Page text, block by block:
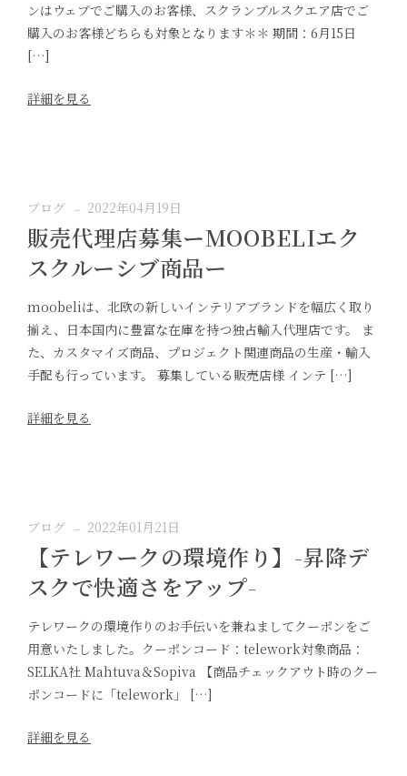
ンはウェブでご購入のお客様、スクランブルスクエア店でご
購入のお客様どちらも対象となります＊＊ 期間：6月15日
[…]
詳細を見る
ブログ 2022年04月19日
販売代理店募集ーMOOBELIエク
スクルーシブ商品ー
moobeliは、北欧の新しいインテリアブランドを幅広く取り
揃え、日本国内に豊富な在庫を持つ独占輸入代理店です。 ま
た、カスタマイズ商品、プロジェクト関連商品の生産・輸入
手配も行っています。 募集している販売店様 インテ […]
詳細を見る
ブログ 2022年01月21日
【テレワークの環境作り】-昇降デ
スクで快適さをアップ-
テレワークの環境作りのお手伝いを兼ねましてクーポンをご
用意いたしました。クーポンコード：telework対象商品：
SELKA社 Mahtuva＆Sopiva 【商品チェックアウト時のクー
ポンコードに「telework」 […]
詳細を見る